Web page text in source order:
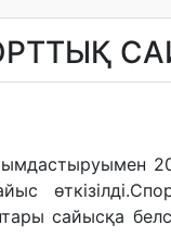
сайысқа